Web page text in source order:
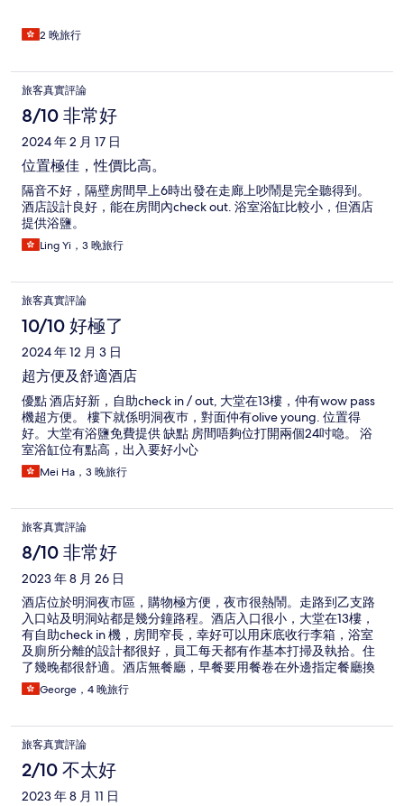
2 晚旅行
旅客真實評論
8/10 非常好
2024 年 2 月 17 日
位置極佳，性價比高。
隔音不好，隔壁房間早上6時出發在走廊上吵鬧是完全聽得到。
酒店設計良好，能在房間內check out. 浴室浴缸比較小，但酒店
提供浴鹽。
Ling Yi，3 晚旅行
旅客真實評論
10/10 好極了
2024 年 12 月 3 日
超方便及舒適酒店
優點 酒店好新，自助check in / out, 大堂在13樓，仲有wow pass
機超方便。 樓下就係明洞夜巿，對面仲有olive young. 位置得
好。大堂有浴鹽免費提供 缺點 房間唔夠位打開兩個24吋喼。 浴
室浴缸位有點高，出入要好小心
Mei Ha，3 晚旅行
旅客真實評論
8/10 非常好
2023 年 8 月 26 日
酒店位於明洞夜市區，購物極方便，夜市很熱鬧。走路到乙支路
入口站及明洞站都是幾分鐘路程。酒店入口很小，大堂在13樓，
有自助check in 機，房間窄長，幸好可以用床底收行李箱，浴室
及廁所分離的設計都很好，員工每天都有作基本打掃及執拾。住
了幾晚都很舒適。酒店無餐廳，早餐要用餐卷在外邊指定餐廳換
取。George，4 晚旅行
旅客真實評論
2/10 不太好
2023 年 8 月 11 日